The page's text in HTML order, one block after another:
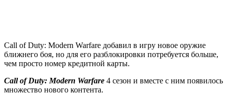
Call of Duty: Modern Warfare добавил в игру новое оружие
ближнего боя, но для его разблокировки потребуется больше,
чем просто номер кредитной карты.
Call of Duty: Modern Warfare 4 сезон и вместе с ним появилось
множество нового контента.